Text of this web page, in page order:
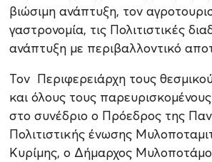
βιώσιμη ανάπτυξη, τον
γαστρονομία, τις Πολιτιστικές
ανάπτυξη με περιβαλλοντικό
Τον Περιφερειάρχη τους
και όλους τους
στο συνέδριο ο Πρόεδρος της
Πολιτιστικής ένωσης
Κυρίμης, ο Δήμαρχος